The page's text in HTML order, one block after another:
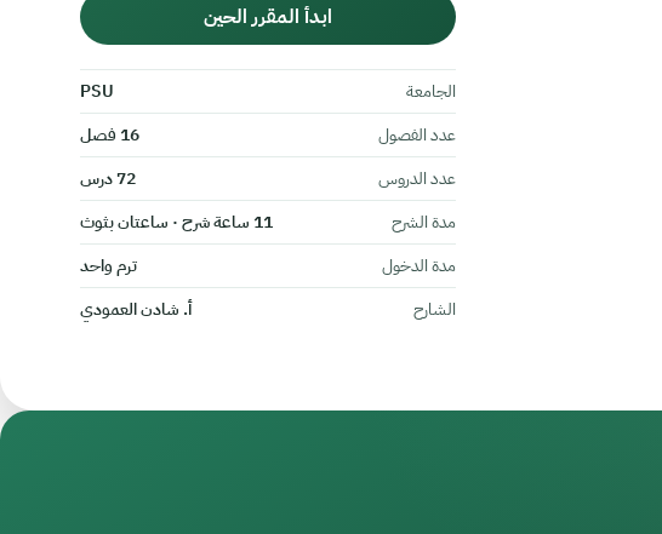
ابدأ المقرر الحين
الجامعة
PSU
عدد الفصول
16 فصل
عدد الدروس
72 درس
مدة الشرح
11 ساعة شرح · ساعتان بثوث
مدة الدخول
ترم واحد
الشارح
أ. شادن العمودي